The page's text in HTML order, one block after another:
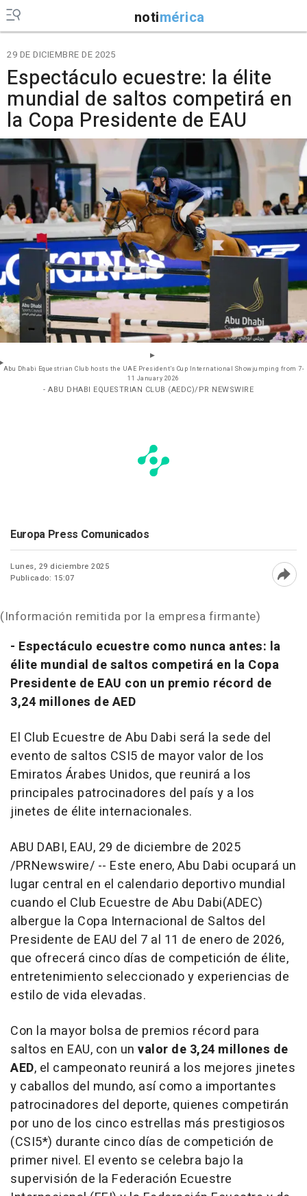
notimérica
29 DE DICIEMBRE DE 2025
Espectáculo ecuestre: la élite
mundial de saltos competirá en
la Copa Presidente de EAU
Abu Dhabi Equestrian Club hosts the UAE President’s Cup International Showjumping from 7-
11 January 2026
- ABU DHABI EQUESTRIAN CLUB (AEDC)/PR NEWSWIRE
Europa Press Comunicados
Lunes, 29 diciembre 2025
Publicado: 15:07
(Información remitida por la empresa firmante)
- Espectáculo ecuestre como nunca antes: la
élite mundial de saltos competirá en la Copa
Presidente de EAU con un premio récord de
3,24 millones de AED
El Club Ecuestre de Abu Dabi será la sede del
evento de saltos CSI5 de mayor valor de los
Emiratos Árabes Unidos, que reunirá a los
principales patrocinadores del país y a los
jinetes de élite internacionales.
ABU DABI, EAU, 29 de diciembre de 2025
/PRNewswire/ -- Este enero,Abu Dabi ocupará un
lugar central en el calendario deportivo mundial
cuando el Club Ecuestre de Abu Dabi(ADEC)
albergue la Copa Internacional de Saltos del
Presidente de EAU del 7 al 11 de enero de 2026,
que ofrecerá cinco días de competición de élite,
entretenimiento seleccionado y experiencias de
estilo de vida elevadas.
Con la mayor bolsa de premios récord para
saltos en EAU, con un valor de 3,24 millones de
AED, el campeonato reunirá a los mejores jinetes
y caballos del mundo, así como a importantes
patrocinadores del deporte, quienes competirán
por uno de los cinco estrellas más prestigiosos
(CSI5*) durante cinco días de competición de
primer nivel. El evento se celebra bajo la
supervisión de la Federación Ecuestre